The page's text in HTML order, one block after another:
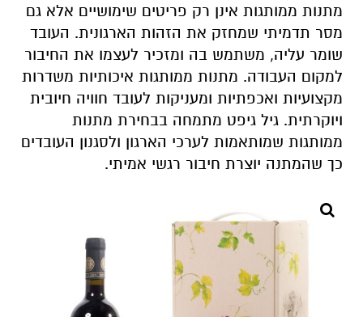
מתנות ממותגות אינן רק פריטים שימושיים אלא גם
מסר תדמיתי שמחזק את הזהות הארגונית. העובד
שומר עליה, משתמש בה ומזכיר לעצמו את החיבור
למקום העבודה. מתנות ממותגות איכותיות משדרות
מקצועיות ואכפתיות ומעניקות לעובד חוויה חיובית
ויוקרתית. גיל גיפט מתמחה בבחירת מתנות
ממותגות שמותאמות לערכי הארגון ולסגנון העובדים
כך שהמתנה יוצרת חיבור רגשי אמיתי.